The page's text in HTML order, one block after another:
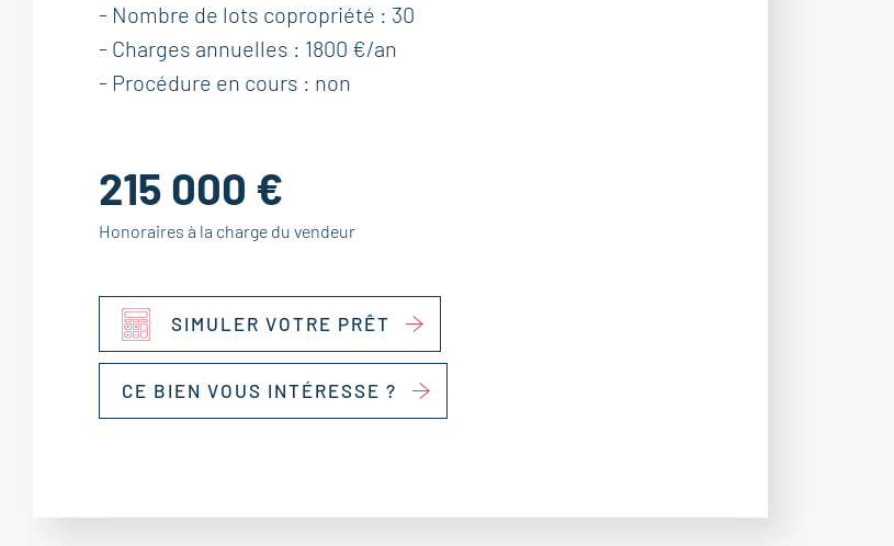
- Nombre de lots copropriété : 30
- Charges annuelles : 1800 €/an
- Procédure en cours : non
215 000 €
Honoraires à la charge du vendeur
SIMULER VOTRE PRÊT
CE BIEN VOUS INTÉRESSE ?